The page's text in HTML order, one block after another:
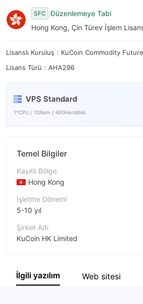
8
9
8
9
SFC
Düzenlemeye Tabi
Hong Kong, Çin Türev İşlem
Lisanslı Kuruluş：KuCoin Commodity
Lisans Türü：AHA296
VPS Standard
1*CPU / 1GRam / 40GHarddisk
Temel Bilgiler
Kayıtlı Bölge
Hong Kong
İşletme Dönemi
5-10 yıl
Şirket Adı
KuCoin HK Limited
Şirket çalışanı
İlgili yazılım Web sitesi